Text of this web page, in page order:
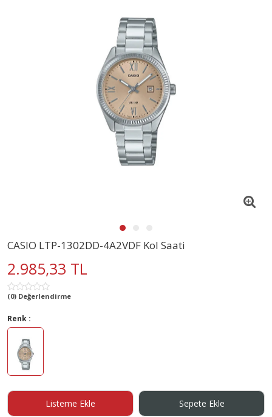
CASIO LTP-1302DD-4A2VDF Kol Saati
2.985,33 TL
(0) Değerlendirme
Renk :
Listeme Ekle Sepete Ekle